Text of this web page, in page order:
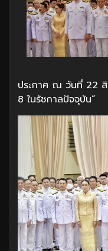
ประกาศ ณ วันที่ 22
8 ในรัชกาลปัจจุบัน”